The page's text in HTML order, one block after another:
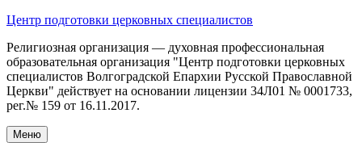
Центр подготовки церковных специалистов
Религиозная организация — духовная профессиональная
образовательная организация "Центр подготовки церковных
специалистов Волгоградской Eпархии Русской Православной
Церкви" действует на основании лицензии 34Л01 № 0001733,
рег.№ 159 от 16.11.2017.
Меню